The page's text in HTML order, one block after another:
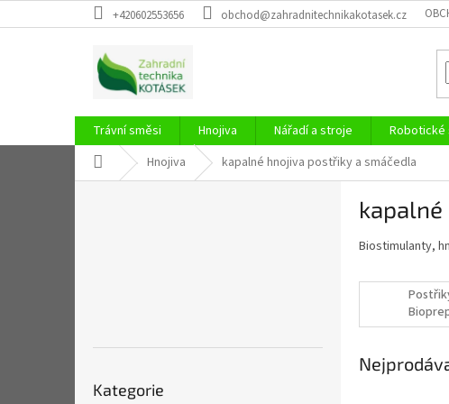
na
+420602553656 obchod@zahradnitechnikakotasek.cz
Trávní směsi Hnojiva Nářadí a stroje Robotické
Domů Hnojiva kapalné hnojiva postřiky a smáčedla
kategorie
Kategorie
Biostimulanty,